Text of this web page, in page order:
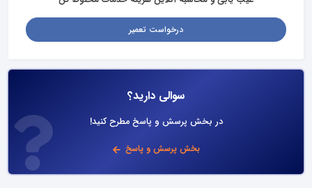
درخواست تعمیر
سوالی دارید؟
در بخش پرسش و پاسخ مطرح کنید!
بخش پرسش و پاسخ